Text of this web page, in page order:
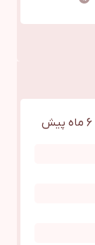
6 ماه پیش